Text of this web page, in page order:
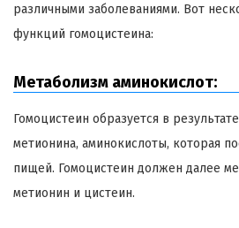
различными заболеваниями. Вот
функций гомоцистеина:
Метаболизм аминокислот:
Гомоцистеин образуется в
метионина, аминокислоты, которая
пищей. Гомоцистеин должен далее
метионин и цистеин.